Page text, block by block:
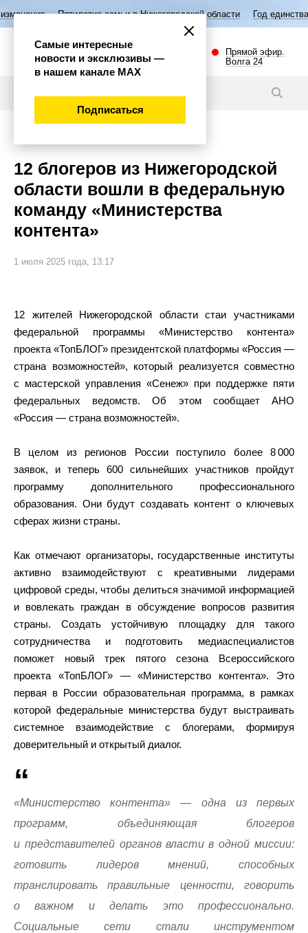
семьи в Нижегородской области Год единства народов России
Прямой эфир.
Волга 24
12 блогеров из Нижегородской
области вошли в федеральную
команду «Министерства
контента»
1 июля 2025 года, 13:17
12 жителей Нижегородской области стаи участниками
федеральной программы «Министерство контента»
проекта «ТопБЛОГ» президентской платформы «Россия —
страна возможностей», который реализуется совместно
с мастерской управления «Сенеж» при поддержке пяти
федеральных ведомств. Об этом сообщает АНО
«Россия — страна возможностей».
В целом из регионов России поступило более 8 000
заявок, и теперь 600 сильнейших участников пройдут
программу дополнительного профессионального
образования. Они будут создавать контент о ключевых
сферах жизни страны.
Как отмечают организаторы, государственные институты
активно взаимодействуют с креативными лидерами
цифровой среды, чтобы делиться значимой информацией
и вовлекать граждан в обсуждение вопросов развития
страны. Создать устойчивую площадку для такого
сотрудничества и подготовить медиаспециалистов
поможет новый трек пятого сезона Всероссийского
проекта «ТопБЛОГ» — «Министерство контента». Это
первая в России образовательная программа, в рамках
которой федеральные министерства будут выстраивать
системное взаимодействие с блогерами, формируя
доверительный и открытый диалог.
«Министерство контента» — одна из первых
программ, объединяющая блогеров
и представителей органов власти в одной миссии:
готовить лидеров мнений, способных
транслировать правильные ценности, говорить
о важном и делать это профессионально.
Социальные сети стали инструментом
Самые интересные
новости и эксклюзивы —
в нашем канале МАХ
Подписаться